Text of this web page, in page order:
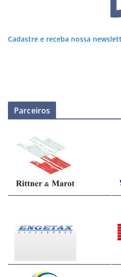
Cadastre e receba nossa
Parceiros